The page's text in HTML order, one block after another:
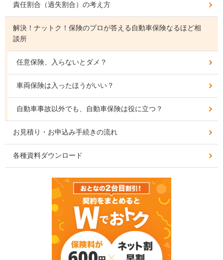
責任割合（過失割合）の考え方
解決！ナットク！保険のプロが答える自動車保険なるほど相
談所
任意保険、入らないとダメ？
車両保険は入ったほうがいい？
自動車事故以外でも、自動車保険は役に立つ？
お見積り・お申込み手続きの流れ
各種資料ダウンロード